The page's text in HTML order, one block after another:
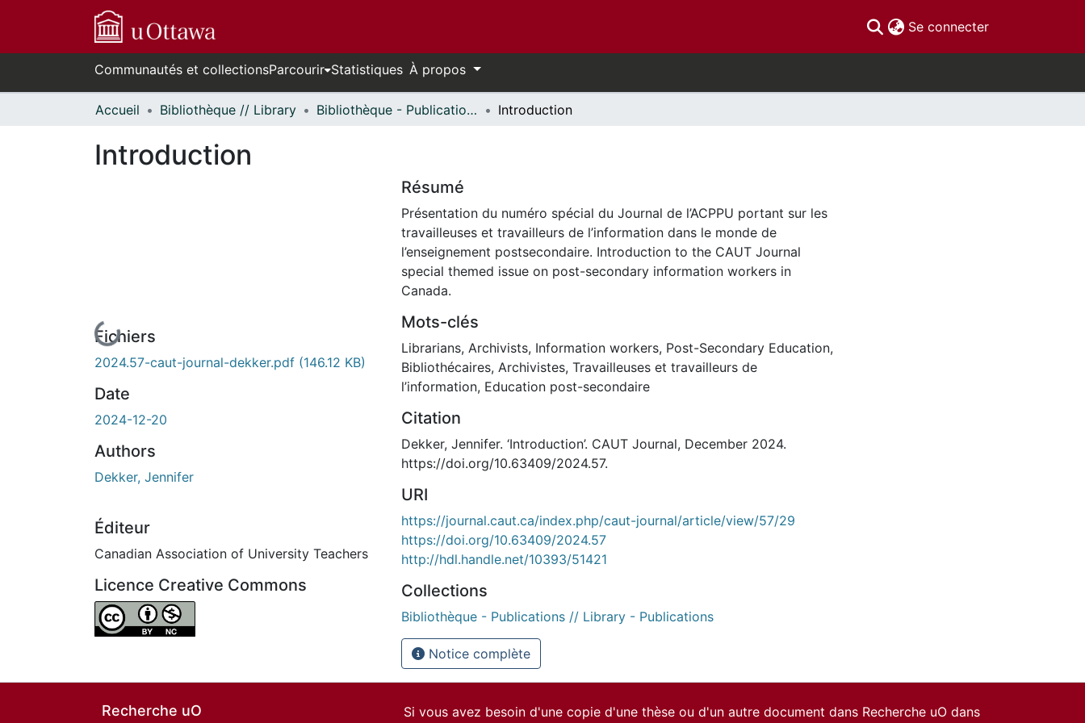
Se connecter(current)
Communautés et collectionsParcourir Statistiques À propos
Accueil Bibliothèque // Library Bibliothèque - Publications // Library - Publications Introduction
Introduction
En cours de chargement...
Fichiers
2024.57-caut-journal-dekker.pdf (146.12 KB)
Date
2024-12-20
Authors
Dekker, Jennifer
Éditeur
Canadian Association of University Teachers
Licence Creative Commons
Attribution-NonCommercial 4.0 International
Résumé
Présentation du numéro spécial du Journal de l’ACPPU portant sur les
travailleuses et travailleurs de l’information dans le monde de
l’enseignement postsecondaire. Introduction to the CAUT Journal
special themed issue on post-secondary information workers in
Canada.
Mots-clés
Librarians, Archivists, Information workers, Post-Secondary Education,
Bibliothécaires, Archivistes, Travailleuses et travailleurs de
l’information, Education post-secondaire
Citation
Dekker, Jennifer. ‘Introduction’. CAUT Journal, December 2024.
https://doi.org/10.63409/2024.57.
URI
https://journal.caut.ca/index.php/caut-journal/article/view/57/29
https://doi.org/10.63409/2024.57
http://hdl.handle.net/10393/51421
Collections
Bibliothèque - Publications // Library - Publications
Notice complète
Recherche uO Si vous avez besoin d'une copie d'une thèse ou d'un autre document dans Recherche uO dans